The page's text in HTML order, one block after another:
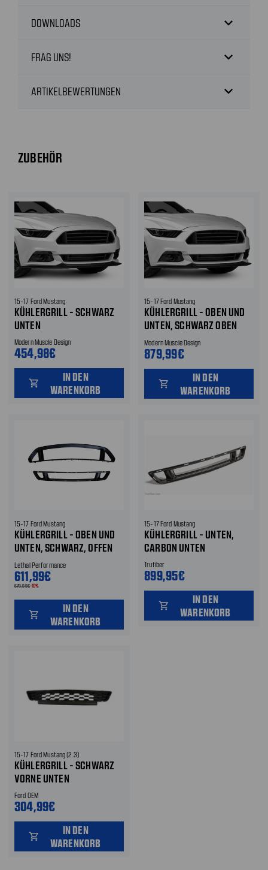
DOWNLOADS expand_more
FRAG UNS! expand_more
ARTIKELBEWERTUNGEN expand_more
ZUBEHÖR
15-17 Ford Mustang
KÜHLERGRILL - SCHWARZ
UNTEN
Modern Muscle Design
454,98€
shopping_cart
IN DEN
WARENKORB
15-17 Ford Mustang
KÜHLERGRILL - OBEN UND
UNTEN, SCHWARZ OBEN
UND UNTEN
Modern Muscle Design
879,99€
shopping_cart
IN DEN
WARENKORB
15-17 Ford Mustang
KÜHLERGRILL - OBEN UND
UNTEN, SCHWARZ, OFFEN
OBEN UND UNTEN
Lethal Performance
611,99€
679,99€-10%
shopping_cart
IN DEN
WARENKORB
15-17 Ford Mustang
KÜHLERGRILL - UNTEN,
CARBON UNTEN
Trufiber
899,95€
shopping_cart
IN DEN
WARENKORB
15-17 Ford Mustang (2.3)
KÜHLERGRILL - SCHWARZ
VORNE UNTEN
Ford OEM
304,99€
shopping_cart
IN DEN
WARENKORB